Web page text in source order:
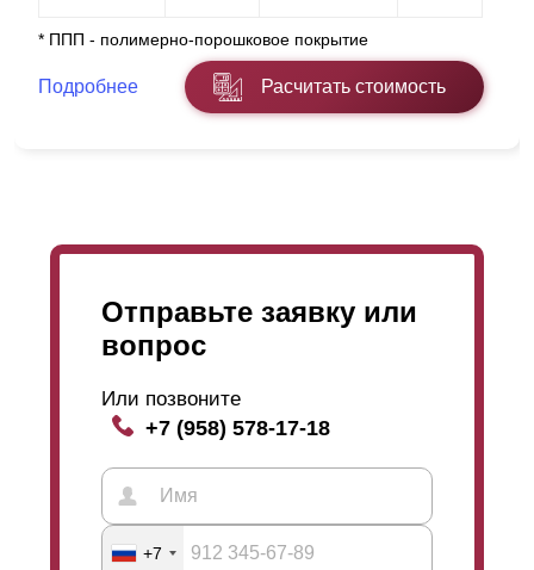
* ППП - полимерно-порошковое покрытие
Подробнее Расчитать стоимость
Отправьте заявку или
вопрос
Или позвоните
+7 (958) 578-17-18
+7